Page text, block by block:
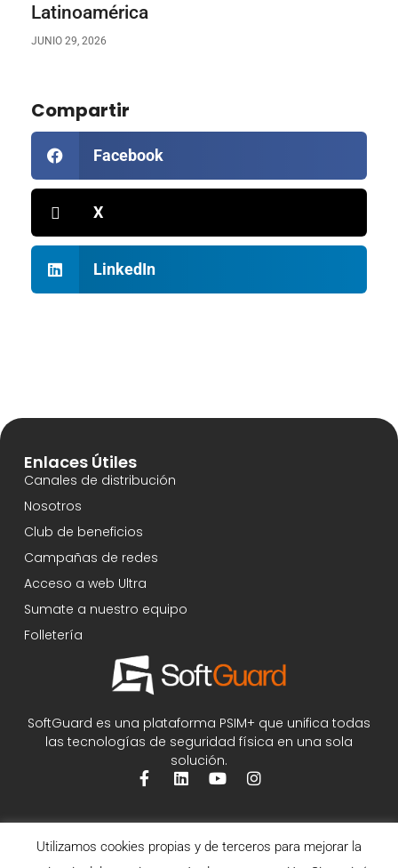
Latinoamérica
JUNIO 29, 2026
Compartir
Facebook
X
LinkedIn
SoftGuard es una plataforma PSIM+ que unifica todas
las tecnologías de seguridad física en una sola
solución.
Enlaces Útiles
Canales de distribución
Nosotros
Club de beneficios
Campañas de redes
Acceso a web Ultra
Sumate a nuestro equipo
Folletería
Utilizamos cookies propias y de terceros para mejorar la